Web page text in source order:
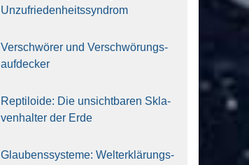
Unzufrieden­heitssyndrom
Ver­schwö­rer und Verschwörungs­
aufdecker
Rep­ti­lo­ide: Die unsicht­ba­ren Skla­
ven­hal­ter der Erde
Glau­bens­sys­te­me: Welt­erklä­rungs­